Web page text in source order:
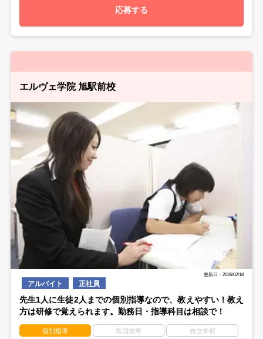
応募する
エルヴェ学院 旭駅前校
更新日：2026/02/18
アルバイト 正社員
先生1人に生徒2人までの個別指導なので、教えやすい！教え
方は研修で覚えられます。勤務日・指導科目は相談で！
個別指導 集団指導 自立学習